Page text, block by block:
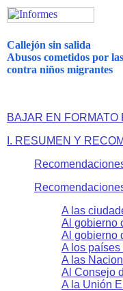
Callejón sin salida
Abusos cometidos por
contra niños migrantes
BAJAR EN FORMATO
I. RESUMEN Y
A las
Al gobierno
Al gobierno
A los
A las
Al Consejo
A la Unión